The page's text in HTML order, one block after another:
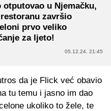
otputovao u Njemačku,
završio
prvo veliko
za ljeto!
05.12.24. 21:45
da je Flick već obavio
tu temu i jasno im dao
ukoliko to žele, te